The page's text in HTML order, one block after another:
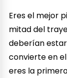
Eres el mejor
mitad del
deberían
convierte en
eres la